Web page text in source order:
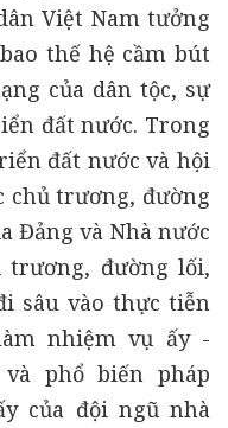
Việt Nam tưởng
thế hệ cầm bút
của dân tộc, sự
đất nước. Trong
đất nước và hội
chủ trương, đường
Đảng và Nhà nước
trương, đường lối,
sâu vào thực tiễn
nhiệm vụ ấy -
phổ biến pháp
của đội ngũ nhà